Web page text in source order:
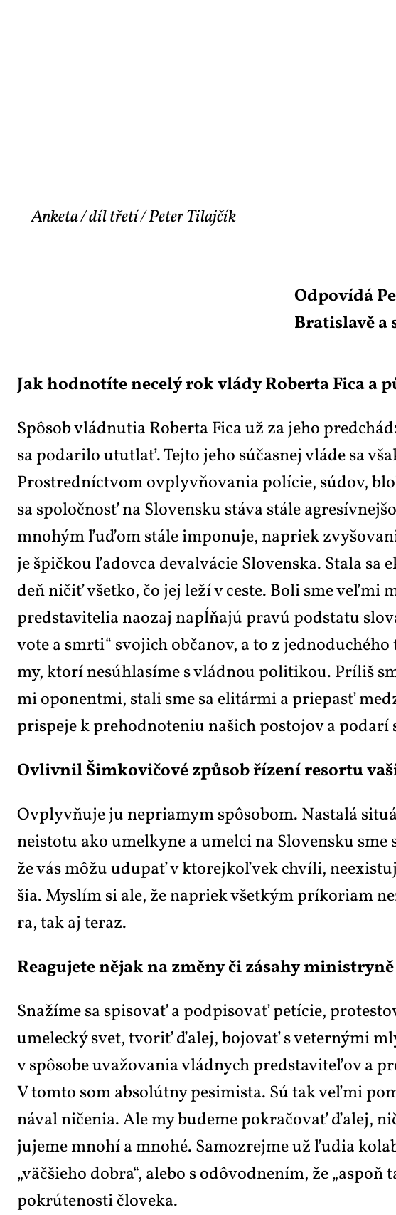
Anketa / díl třetí / Peter Tilajčík
Od­po­ví­dá
Bra­ti­sla­vě a
Jak hod­no­tí­te ne­ce­lý rok vlá­dy Ro­ber­ta Fi­ca
Spô­sob vlád­nu­tia Ro­ber­ta Fi­ca už za je­ho
sa po­da­ri­lo ututlať. Tej­to je­ho súčasnej vlá­de sa
Pro­stred­níc­tvom ovplyv­ňo­va­nia po­lí­cie, súdov,
sa spo­loč­nosť na Slo­ven­sku stá­va stá­le
mno­hým ľuďom stá­le im­po­nu­je, na­priek
je špič­kou ľa­dov­ca de­val­vá­cie Slo­ven­ska. Sta­la
deň ni­čiť všet­ko, čo jej le­ží v ces­te. Bo­li sme
pred­sta­vi­te­lia na­o­zaj na­pĺňajú pra­vú pod­sta­tu
vo­te a smr­ti“ svo­jich ob­ča­nov, a to z
my, ktorí ne­súhla­sí­me s vlád­nou po­li­ti­kou. Prí­liš
mi opo­nent­mi, sta­li sme sa eli­tármi a prie­pasť
prispe­je k pre­hod­no­te­niu na­šich po­sto­jov a
Ovliv­nil Šim­ko­vi­čo­vé způ­sob ří­ze­ní re­sor­tu
Ovplyv­ňu­je ju ne­pri­a­mym spô­so­bom. Na­sta­lá
ne­is­to­tu ako umel­ky­ne a umel­ci na Slo­ven­sku
že vás mô­žu udu­pať v kto­rej­koľ­vek chví­li,
šia. Mys­lím si ale, že na­priek všet­kým prí­ko­ri­am
ra, tak aj te­raz.
Re­a­gu­je­te ně­jak na změ­ny či zá­sa­hy
Sna­ží­me sa spi­so­vať a pod­pi­so­vať pe­tí­cie,
ume­lec­ký svet, tvo­riť ďa­lej, bo­jo­vať s ve­ter­ný­mi
v spô­so­be uva­žo­va­nia vlád­nych pred­sta­vi­teľov a
V tom­to som ab­so­l­út­ny pe­si­mis­ta. Sú tak veľ­mi
ná­val ni­če­nia. Ale my bu­de­me po­kra­čo­vať ďa­lej,
ju­je­me mno­hí a mno­hé. Sa­mozrej­me už ľu­dia
„väč­šie­ho dob­ra“, ale­bo s odô­vod­ne­ním, že
po­kr­úte­nos­ti člo­ve­ka.